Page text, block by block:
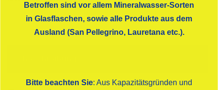
Betroffen sind vor allem Mineralwasser-Sorten
in Glasflaschen, sowie alle Produkte aus dem
Ausland (San Pellegrino, Lauretana etc.).
Bitte beachten Sie: Aus Kapazitätsgründen und